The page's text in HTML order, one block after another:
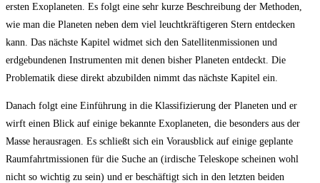
ersten Exoplaneten. Es folgt eine sehr kurze Beschreibung der Methoden,
wie man die Planeten neben dem viel leuchtkräftigeren Stern entdecken
kann. Das nächste Kapitel widmet sich den Satellitenmissionen und
erdgebundenen Instrumenten mit denen bisher Planeten entdeckt. Die
Problematik diese direkt abzubilden nimmt das nächste Kapitel ein.
Danach folgt eine Einführung in die Klassifizierung der Planeten und er
wirft einen Blick auf einige bekannte Exoplaneten, die besonders aus der
Masse herausragen. Es schließt sich ein Vorausblick auf einige geplante
Raumfahrtmissionen für die Suche an (irdische Teleskope scheinen wohl
nicht so wichtig zu sein) und er beschäftigt sich in den letzten beiden